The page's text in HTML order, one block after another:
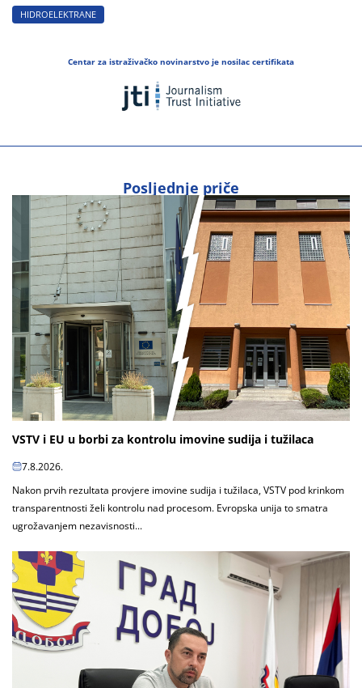
HIDROELEKTRANE
Centar za istraživačko novinarstvo je nosilac certifikata
Posljednje priče
VSTV i EU u borbi za kontrolu imovine sudija i tužilaca
7.8.2026.
Nakon prvih rezultata provjere imovine sudija i tužilaca, VSTV pod krinkom
transparentnosti želi kontrolu nad procesom. Evropska unija to smatra
ugrožavanjem nezavisnosti...